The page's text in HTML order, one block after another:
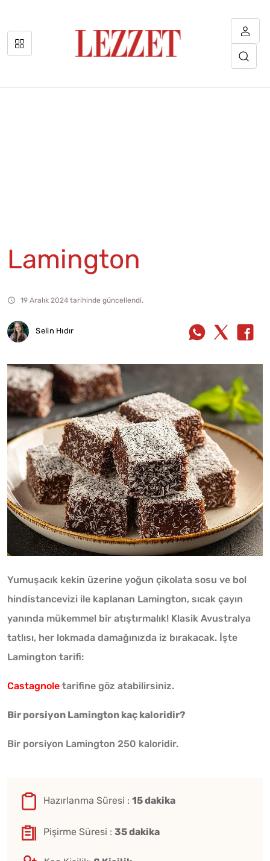
Lamington
19 Aralık 2024 tarihinde güncellendi.
Selin Hıdır
Yumuşacık kekin üzerine yoğun çikolata sosu ve bol
hindistancevizi ile kaplanan Lamington, sıcak çayın
yanında mükemmel bir atıştırmalık! Klasik Avustralya
tatlısı, her lokmada damağınızda iz bırakacak. İşte
Lamington tarifi:
Castagnole tarifine göz atabilirsiniz.
Bir porsiyon Lamington kaç kaloridir?
Bir porsiyon Lamington 250 kaloridir.
Hazırlanma Süresi : 15 dakika
Pişirme Süresi : 35 dakika